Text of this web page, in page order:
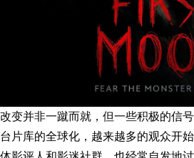
改变并非一蹴而就，但一些积极的信
台片库的全球化，越来越多的观众开